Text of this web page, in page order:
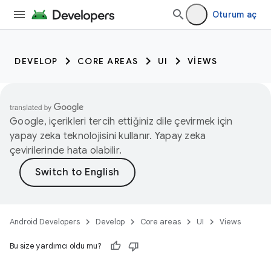
Oturum aç
DEVELOP CORE AREAS UI VIEWS
Google, içerikleri tercih ettiğiniz dile çevirmek için
yapay zeka teknolojisini kullanır. Yapay zeka
çevirilerinde hata olabilir.
Android Developers Develop Core areas UI Views
Bu size yardımcı oldu mu?